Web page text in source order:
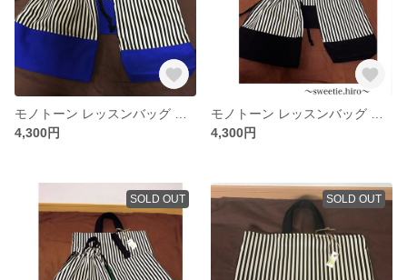
4,300円
4,300円
SOLD OUT SOLD OUT